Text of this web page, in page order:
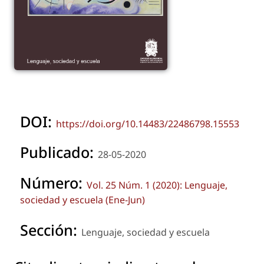
DOI: https://doi.org/10.14483/22486798.15553
Publicado: 28-05-2020
Número: Vol. 25 Núm. 1 (2020): Lenguaje,
sociedad y escuela (Ene-Jun)
Sección: Lenguaje, sociedad y escuela